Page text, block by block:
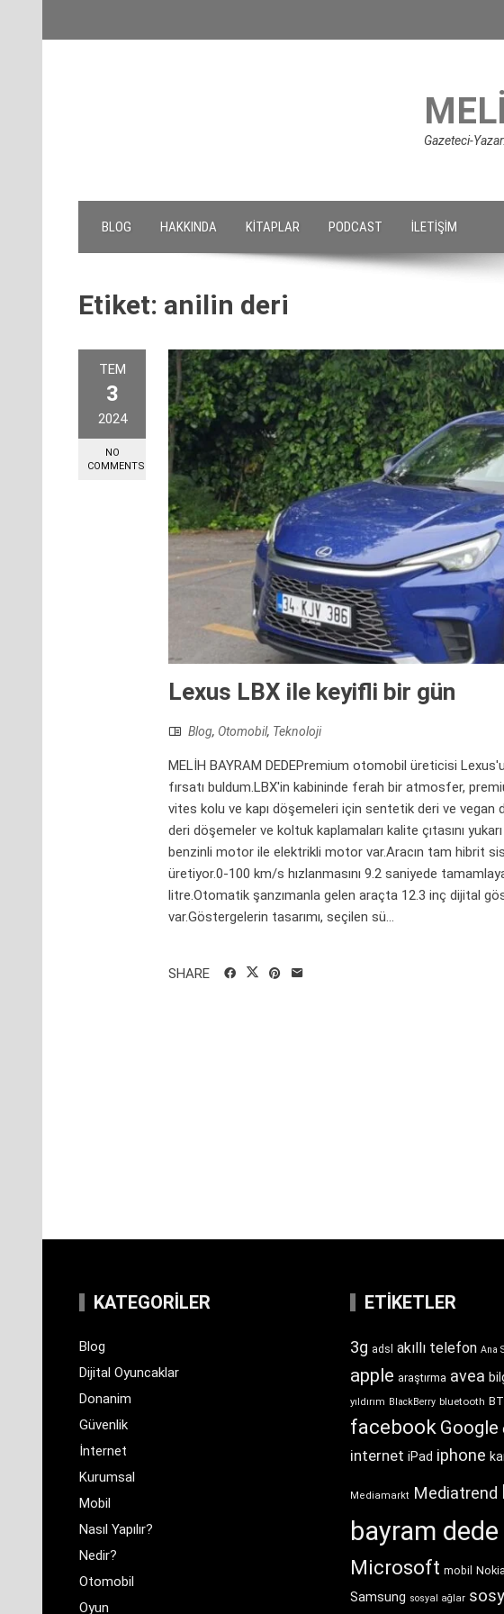
Gazeteci-
BLOG HAKKINDA KITAPLAR PODCAST İLETIŞIM
Etiket: anilin deri
TEM
3
2024
NO
COMMENTS
Lexus LBX ile keyifli bir gün
Blog, Otomobil, Teknoloji
MELİH BAYRAM DEDEPremium otomobil üreticisi
fırsatı buldum.LBX'in kabininde ferah bir atmosfer,
vites kolu ve kapı döşemeleri için sentetik deri ve
deri döşemeler ve koltuk kaplamaları kalite çıtasını
benzinli motor ile elektrikli motor var.Aracın tam hibrit
üretiyor.0-100 km/s hızlanmasını 9.2 saniyede
litre.Otomatik şanzımanla gelen araçta 12.3 inç dijital
var.Göstergelerin tasarımı, seçilen sü...
SHARE
KATEGORILER
Blog
Dijital Oyuncaklar
Donanim
Güvenlik
İnternet
Kurumsal
Mobil
Nasıl Yapılır?
Nedir?
Otomobil
Oyun
ETIKETLER
3g adsl akıllı telefon Ana
apple araştırma avea
yıldırım BlackBerry bluetooth
facebook Google
internet iPad iphone
Mediamarkt Mediatrend
bayram dede
Microsoft mobil
Samsung sosyal ağlar